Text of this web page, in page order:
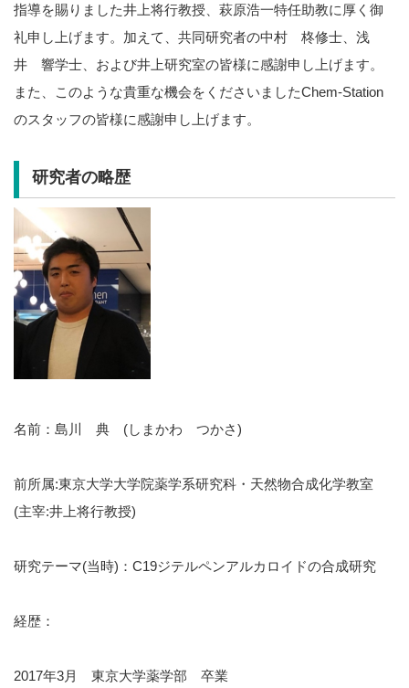
指導を賜りました井上将行教授、萩原浩一特任助教に厚く御
礼申し上げます。加えて、共同研究者の中村 柊修士、浅
井 響学士、および井上研究室の皆様に感謝申し上げます。
また、このような貴重な機会をくださいましたChem-Station
のスタッフの皆様に感謝申し上げます。
研究者の略歴
名前：島川 典 (しまかわ つかさ)
前所属:東京大学大学院薬学系研究科・天然物合成化学教室
(主宰:井上将行教授)
研究テーマ(当時)：C19ジテルペンアルカロイドの合成研究
経歴：
2017年3月 東京大学薬学部 卒業